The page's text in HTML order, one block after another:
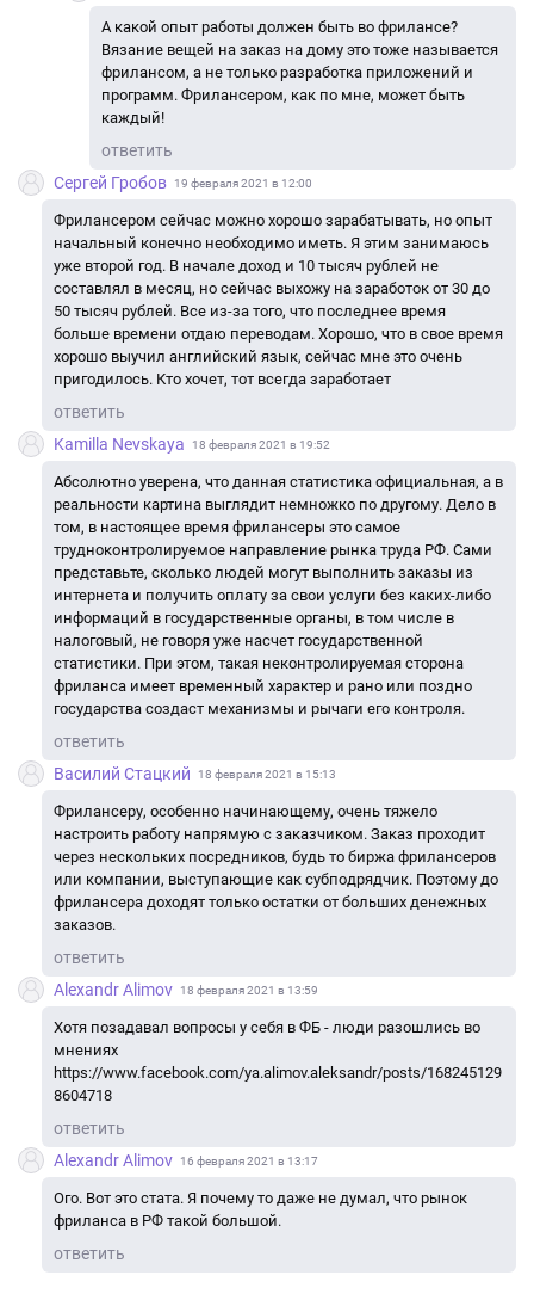
А какой опыт работы должен быть во фрилансе?
Вязание вещей на заказ на дому это тоже называется
фрилансом, а не только разработка приложений и
программ. Фрилансером, как по мне, может быть
каждый!
ответить
Сергей Гробов
19 февраля 2021 в 12:00
Фрилансером сейчас можно хорошо зарабатывать, но опыт
начальный конечно необходимо иметь. Я этим занимаюсь
уже второй год. В начале доход и 10 тысяч рублей не
составлял в месяц, но сейчас выхожу на заработок от 30 до
50 тысяч рублей. Все из-за того, что последнее время
больше времени отдаю переводам. Хорошо, что в свое время
хорошо выучил английский язык, сейчас мне это очень
пригодилось. Кто хочет, тот всегда заработает
ответить
Kamilla Nevskaya
18 февраля 2021 в 19:52
Абсолютно уверена, что данная статистика официальная, а в
реальности картина выглядит немножко по другому. Дело в
том, в настоящее время фрилансеры это самое
трудноконтролируемое направление рынка труда РФ. Сами
представьте, сколько людей могут выполнить заказы из
интернета и получить оплату за свои услуги без каких-либо
информаций в государственные органы, в том числе в
налоговый, не говоря уже насчет государственной
статистики. При этом, такая неконтролируемая сторона
фриланса имеет временный характер и рано или поздно
государства создаст механизмы и рычаги его контроля.
ответить
Василий Стацкий
18 февраля 2021 в 15:13
Фрилансеру, особенно начинающему, очень тяжело
настроить работу напрямую с заказчиком. Заказ проходит
через нескольких посредников, будь то биржа фрилансеров
или компании, выступающие как субподрядчик. Поэтому до
фрилансера доходят только остатки от больших денежных
заказов.
ответить
Alexandr Alimov
18 февраля 2021 в 13:59
Хотя позадавал вопросы у себя в ФБ - люди разошлись во
мнениях
https://www.facebook.com/ya.alimov.aleksandr/posts/168245129
8604718
ответить
Alexandr Alimov
16 февраля 2021 в 13:17
Ого. Вот это стата. Я почему то даже не думал, что рынок
фриланса в РФ такой большой.
ответить